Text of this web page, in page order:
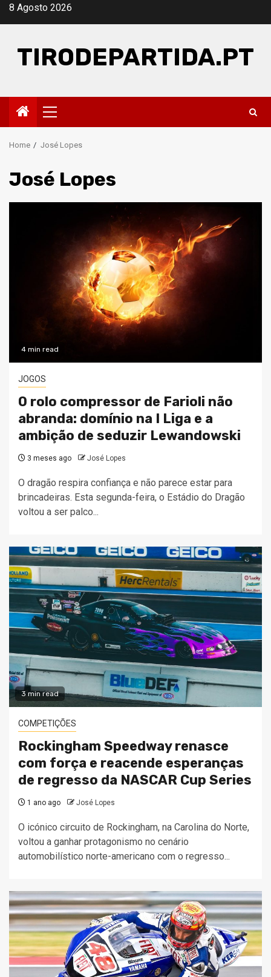
Skip8 Agosto 2026
TIRODEPARTIDA.PT
Primary
Menu
Home José Lopes
José Lopes
4 min read
JOGOS
O rolo compressor de Farioli não
abranda: domínio na I Liga e a
ambição de seduzir Lewandowski
3 meses ago José Lopes
O dragão respira confiança e não parece estar para
brincadeiras. Esta segunda-feira, o Estádio do Dragão
voltou a ser palco...
3 min read
COMPETIÇÕES
Rockingham Speedway renasce
com força e reacende esperanças
de regresso da NASCAR Cup Series
1 ano ago José Lopes
O icónico circuito de Rockingham, na Carolina do Norte,
voltou a ganhar protagonismo no cenário
automobilístico norte-americano com o regresso...